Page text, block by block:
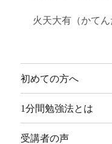
火天大有（かてん
初めての方へ
1分間勉強法とは
受講者の声